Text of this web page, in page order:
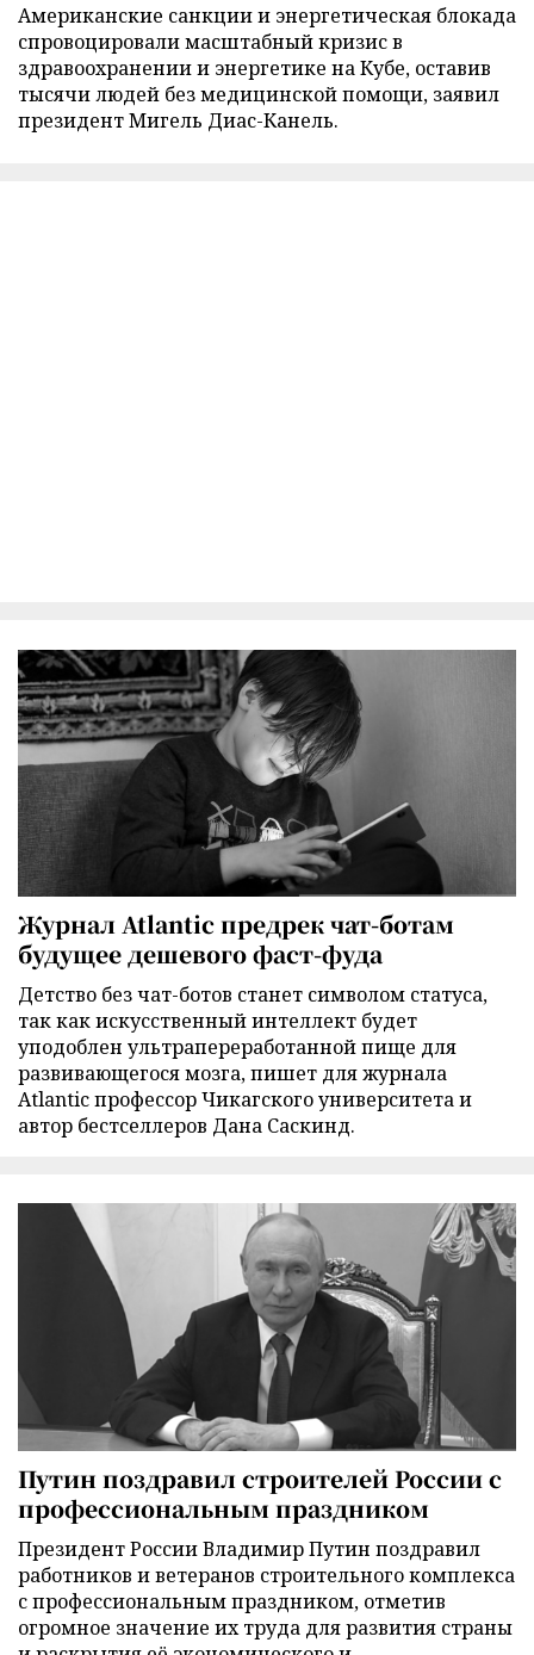
Американские санкции и энергетическая блокада
спровоцировали масштабный кризис в
здравоохранении и энергетике на Кубе, оставив
тысячи людей без медицинской помощи, заявил
президент Мигель Диас-Канель.
Журнал Atlantic предрек чат-ботам
будущее дешевого фаст-фуда
Детство без чат-ботов станет символом статуса,
так как искусственный интеллект будет
уподоблен ультрапереработанной пище для
развивающегося мозга, пишет для журнала
Atlantic профессор Чикагского университета и
автор бестселлеров Дана Саскинд.
Путин поздравил строителей России с
профессиональным праздником
Президент России Владимир Путин поздравил
работников и ветеранов строительного комплекса
с профессиональным праздником, отметив
огромное значение их труда для развития страны